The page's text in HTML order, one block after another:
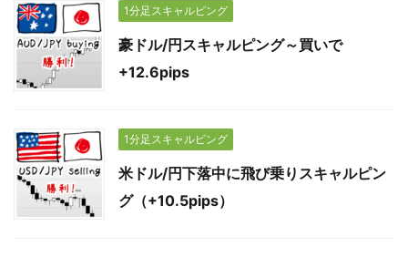
1分足スキャルピング
豪ドル/円スキャルピング～買いで
+12.6pips
1分足スキャルピング
米ドル/円下落中に飛び乗りスキャルピン
グ（+10.5pips）